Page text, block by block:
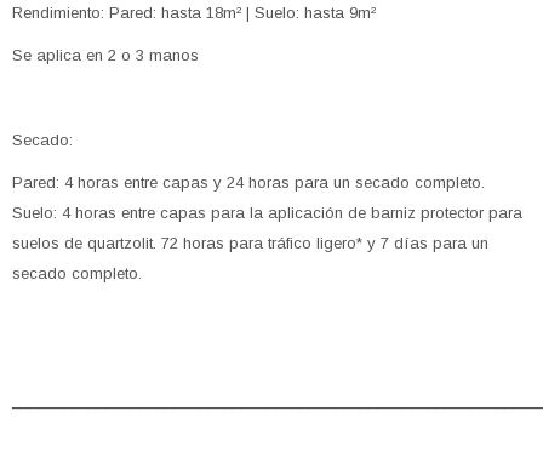
Rendimiento: Pared: hasta 18m² | Suelo: hasta 9m²
Se aplica en 2 o 3 manos
Secado:
Pared: 4 horas entre capas y 24 horas para un secado completo.
Suelo: 4 horas entre capas para la aplicación de barniz protector para
suelos de quartzolit. 72 horas para tráfico ligero* y 7 días para un
secado completo.